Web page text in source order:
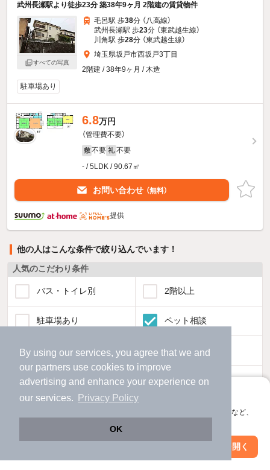
By using our services, you agree that we and
our partners use cookies to improve
advertising and enhance your experience on
our services.
Privacy Policy
OK
アプリに切り替えて、サクサクお部屋探し
会員登録なしですぐ使える。マップ検索やお気に入り保存など、
アプリを開く
武州長瀬駅より徒歩23分 築38年9ヶ月 2階建の賃貸物件
すべての写真
毛呂駅 歩38分 （八高線）
武州長瀬駅 歩23分 （東武越生線）
川角駅 歩28分 （東武越生線）
埼玉県坂戸市西坂戸3丁目
2階建 / 38年9ヶ月 / 木造
駐車場あり
6.8万円
（管理費不要）
敷 不要 礼 不要
- / 5LDK / 90.67㎡
お問い合わせ （無料）
提供
他の人はこんな条件で絞り込んでいます！
人気のこだわり条件
バス・トイレ別 2階以上
駐車場あり ペット相談
洗濯機置場あり 独立洗面台
エアコンあり 都市ガス
コンロ2口以上 追焚き機能
絞り込み条件を変更